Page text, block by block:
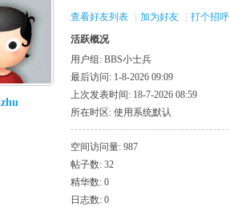
查看好友列表 加为好友 打个招呼
活跃概况
用户组: BBS小士兵
最后访问: 1-8-2026 09:09
上次发表时间: 18-7-2026 08:59
所在时区: 使用系统默认
空间访问量: 987
帖子数: 32
精华数: 0
日志数: 0